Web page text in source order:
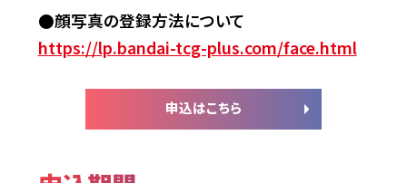
●顔写真の登録方法について
https://lp.bandai-tcg-plus.com/face.html​
申込はこちら